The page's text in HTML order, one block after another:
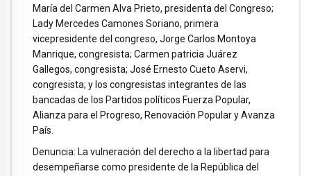
María del Carmen Alva Prieto, presidenta del Congreso;
Lady Mercedes Camones Soriano, primera
vicepresidente del congreso, Jorge Carlos Montoya
Manrique, congresista; Carmen patricia Juárez
Gallegos, congresista; José Ernesto Cueto Aservi,
congresista; y los congresistas integrantes de las
bancadas de los Partidos políticos Fuerza Popular,
Alianza para el Progreso, Renovación Popular y Avanza
País.
Denuncia: La vulneración del derecho a la libertad para
desempeñarse como presidente de la República del